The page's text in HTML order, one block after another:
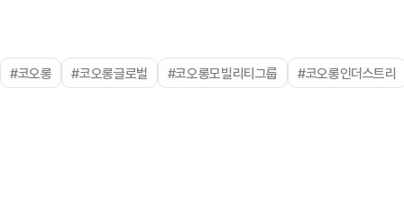
#코오롱 #코오롱글로벌 #코오롱모빌리티그룹 #코오롱인더스트리